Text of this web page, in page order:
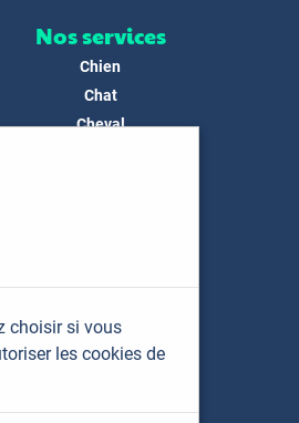
Nos services
Chien
Chat
Cheval
FAQ
Contact
choisir si vous
les cookies de